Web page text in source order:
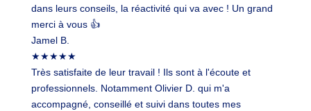
dans leurs conseils, la réactivité qui va avec ! Un grand
merci à vous 👍
Jamel B.
★★★★★
Très satisfaite de leur travail ! Ils sont à l'écoute et
professionnels. Notamment Olivier D. qui m'a
accompagné, conseillé et suivi dans toutes mes